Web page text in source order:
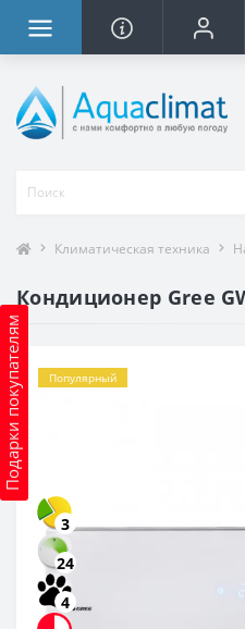
Подарки покупателям
Климатическая техника
Кондиционер Gree
Популярный
3
24
4